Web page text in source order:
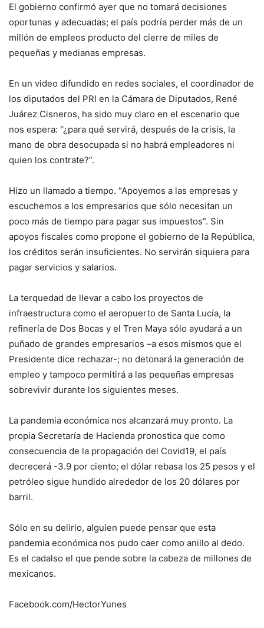
El gobierno confirmó ayer que no tomará decisiones
oportunas y adecuadas; el país podría perder más de un
millón de empleos producto del cierre de miles de
pequeñas y medianas empresas.
En un video difundido en redes sociales, el coordinador de
los diputados del PRI en la Cámara de Diputados, René
Juárez Cisneros, ha sido muy claro en el escenario que
nos espera: “¿para qué servirá, después de la crisis, la
mano de obra desocupada si no habrá empleadores ni
quien los contrate?”.
Hizo un llamado a tiempo. “Apoyemos a las empresas y
escuchemos a los empresarios que sólo necesitan un
poco más de tiempo para pagar sus impuestos”. Sin
apoyos fiscales como propone el gobierno de la República,
los créditos serán insuficientes. No servirán siquiera para
pagar servicios y salarios.
La terquedad de llevar a cabo los proyectos de
infraestructura como el aeropuerto de Santa Lucía, la
refinería de Dos Bocas y el Tren Maya sólo ayudará a un
puñado de grandes empresarios –a esos mismos que el
Presidente dice rechazar-; no detonará la generación de
empleo y tampoco permitirá a las pequeñas empresas
sobrevivir durante los siguientes meses.
La pandemia económica nos alcanzará muy pronto. La
propia Secretaría de Hacienda pronostica que como
consecuencia de la propagación del Covid19, el país
decrecerá -3.9 por ciento; el dólar rebasa los 25 pesos y el
petróleo sigue hundido alrededor de los 20 dólares por
barril.
Sólo en su delirio, alguien puede pensar que esta
pandemia económica nos pudo caer como anillo al dedo.
Es el cadalso el que pende sobre la cabeza de millones de
mexicanos.
Facebook.com/HectorYunes